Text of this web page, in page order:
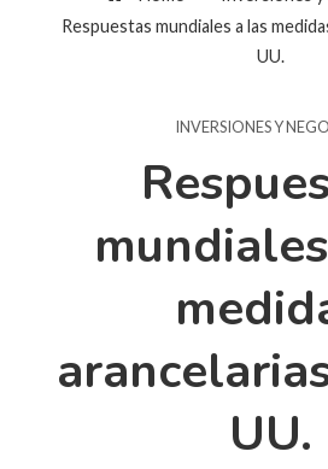
Respuestas mundiales a las
UU.
INVERSIONES Y
UU.